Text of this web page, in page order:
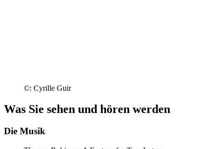
©: Cyrille Guir
Was Sie sehen und hören werden
Die Musik